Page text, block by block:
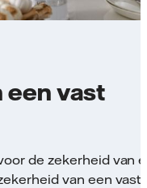
een vast
de zekerheid van
van een